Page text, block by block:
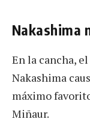
Nakashima
En la cancha,
Nakashima
máximo
Miñaur.